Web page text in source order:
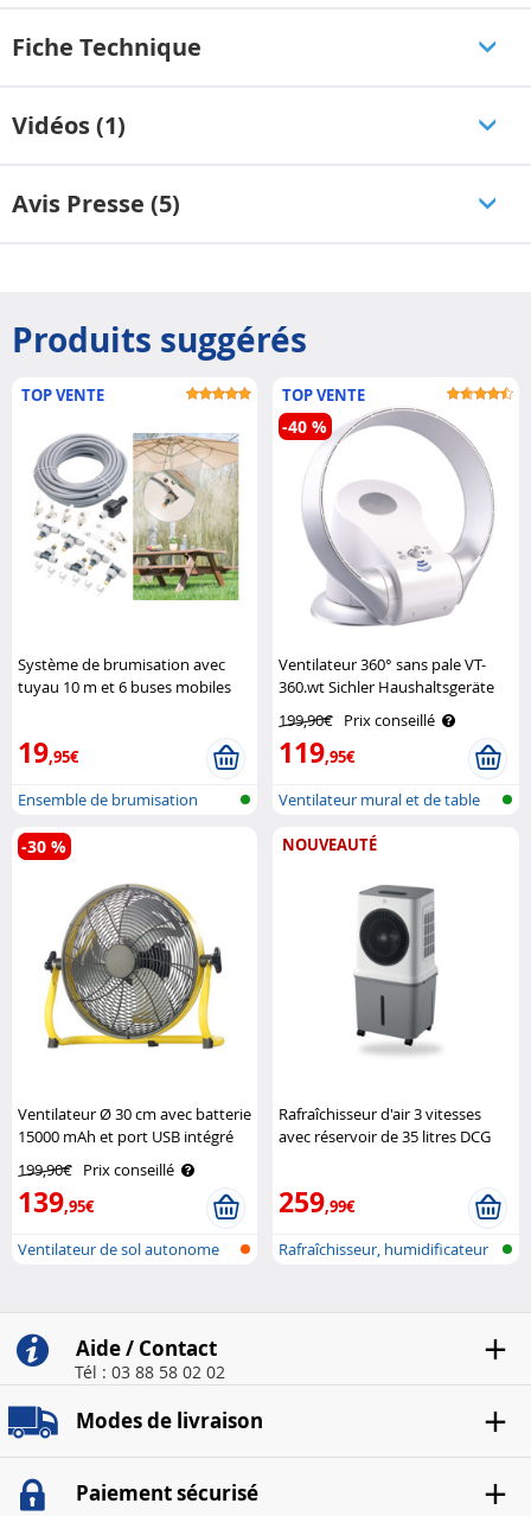
Fiche Technique
Vidéos (1)
Avis Presse (5)
Produits suggérés
TOP VENTE
Système de brumisation avec
tuyau 10 m et 6 buses mobiles
19,95€
Ensemble de brumisation
TOP VENTE
Ventilateur 360° sans pale VT-
360.wt Sichler Haushaltsgeräte
199,90€ Prix conseillé
119,95€
-40 %
Ventilateur mural et de table
Ventilateur Ø 30 cm avec batterie
15000 mAh et port USB intégré
Sichler Haushaltsgeräte
199,90€ Prix conseillé
139,95€
-30 %
Ventilateur de sol autonome
NOUVEAUTÉ
Rafraîchisseur d'air 3 vitesses
avec réservoir de 35 litres DCG
259,99€
Rafraîchisseur, humidificateur
Aide / Contact
Tél : 03 88 58 02 02
Modes de livraison
Paiement sécurisé